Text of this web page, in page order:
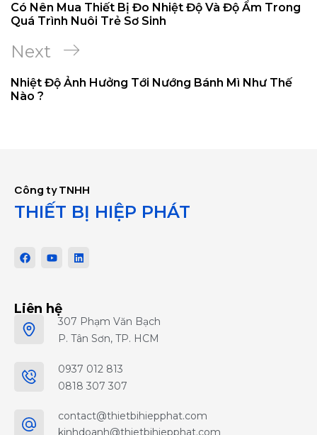
Có Nên Mua Thiết Bị Đo Nhiệt Độ Và Độ Ẩm Trong
Quá Trình Nuôi Trẻ Sơ Sinh
Next
Nhiệt Độ Ảnh Hưởng Tới Nướng Bánh Mì Như Thế
Nào ?
Công ty TNHH
THIẾT BỊ HIỆP PHÁT
Liên hệ
307 Phạm Văn Bạch
P. Tân Sơn, TP. HCM
0937 012 813
0818 307 307
contact@thietbihiepphat.com
kinhdoanh@thietbihiepphat.com